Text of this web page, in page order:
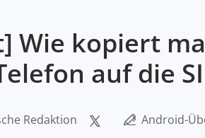
Wie kopiert
auf die
Redaktion Android-